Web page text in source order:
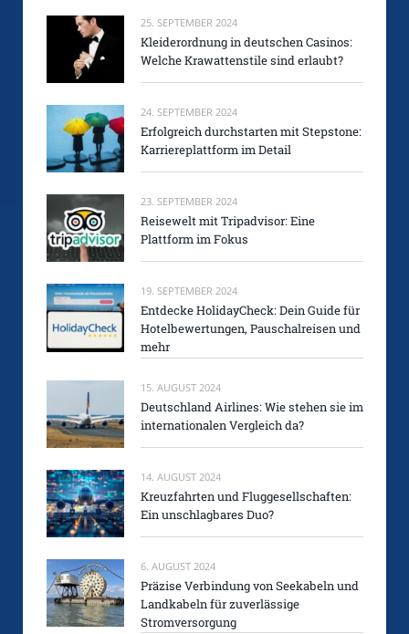
25. SEPTEMBER 2024
Kleiderordnung in deutschen Casinos:
Welche Krawattenstile sind erlaubt?
24. SEPTEMBER 2024
Erfolgreich durchstarten mit Stepstone:
Karriereplattform im Detail
23. SEPTEMBER 2024
Reisewelt mit Tripadvisor: Eine
Plattform im Fokus
19. SEPTEMBER 2024
Entdecke HolidayCheck: Dein Guide für
Hotelbewertungen, Pauschalreisen und
mehr
15. AUGUST 2024
Deutschland Airlines: Wie stehen sie im
internationalen Vergleich da?
14. AUGUST 2024
Kreuzfahrten und Fluggesellschaften:
Ein unschlagbares Duo?
6. AUGUST 2024
Präzise Verbindung von Seekabeln und
Landkabeln für zuverlässige
Stromversorgung